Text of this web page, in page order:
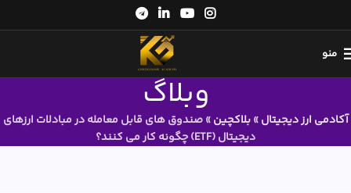
منو
وبلاگ
آکادمی ارز دیجیتال»بلاکچین»صندوق های قابل معامله در مبادلات ارزهای
دیجیتال (ETF) چگونه کار می کنند؟